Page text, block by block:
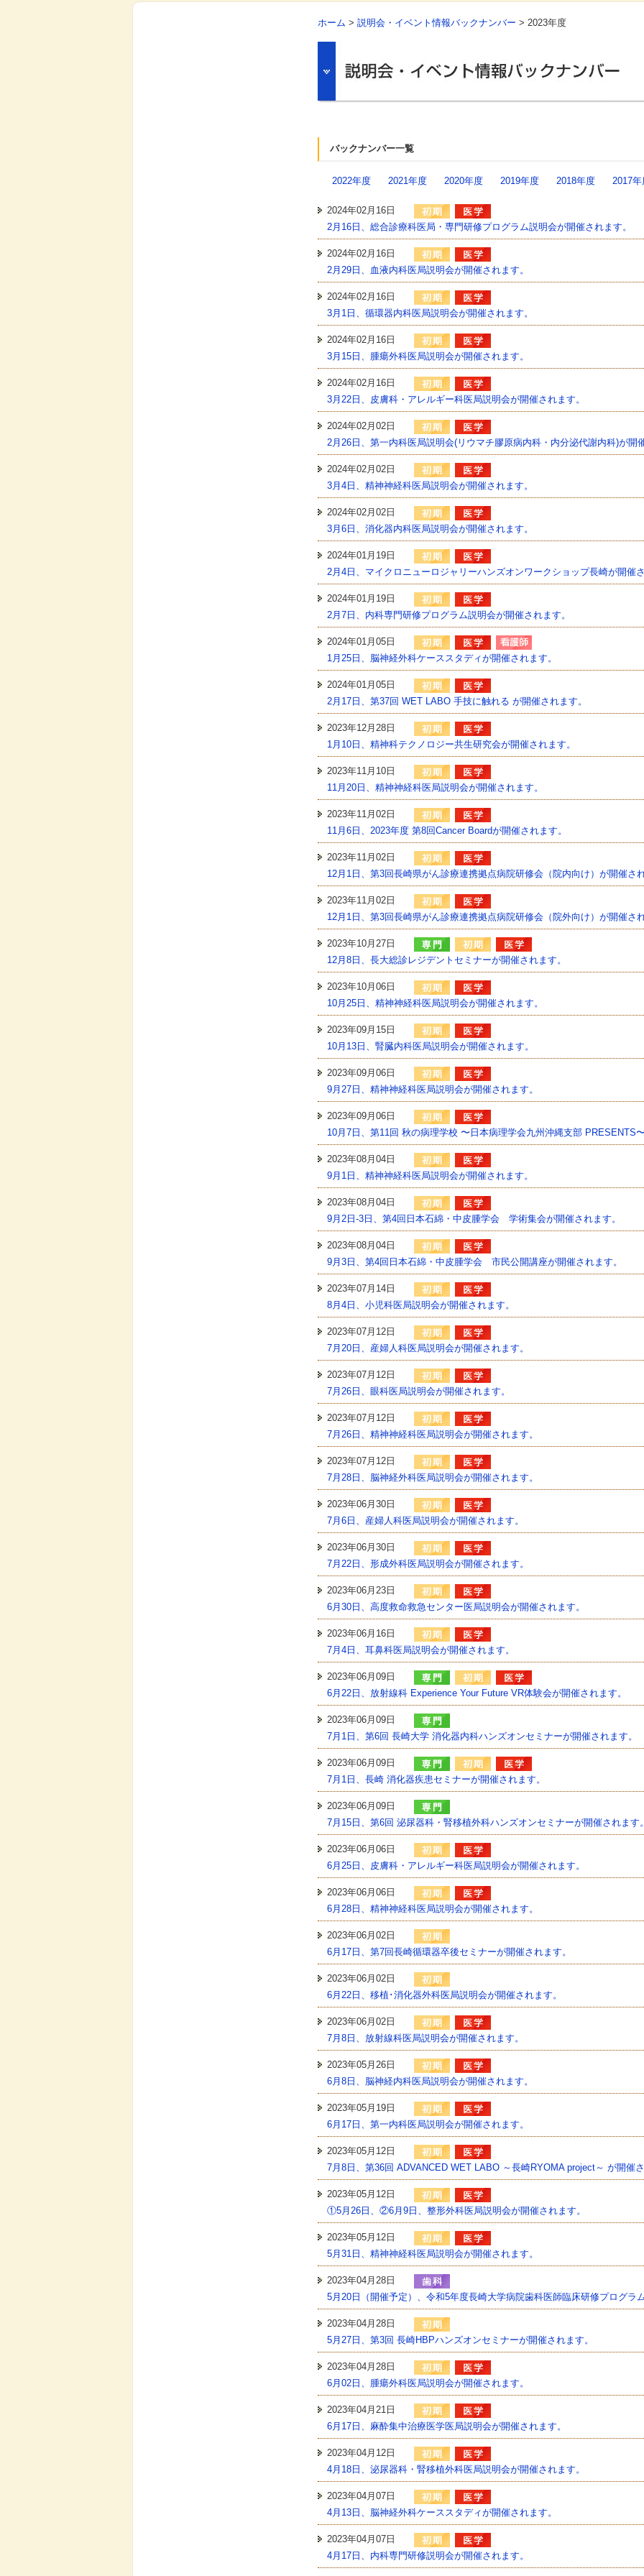
ホーム > 説明会・イベント情報バックナンバー > 2023年度
バックナンバー一覧
2022年度 2021年度 2020年度 2019年度 2018年度 2017年
2024年02月16日
2月16日、総合診療科医局・専門研修プログラム説明会が開催されます。
2024年02月16日
2月29日、血液内科医局説明会が開催されます。
2024年02月16日
3月1日、循環器内科医局説明会が開催されます。
2024年02月16日
3月15日、腫瘍外科医局説明会が開催されます。
2024年02月16日
3月22日、皮膚科・アレルギー科医局説明会が開催されます。
2024年02月02日
2月26日、第一内科医局説明会(リウマチ膠原病内科・内分泌代謝内科)が開
2024年02月02日
3月4日、精神神経科医局説明会が開催されます。
2024年02月02日
3月6日、消化器内科医局説明会が開催されます。
2024年01月19日
2月4日、マイクロニューロジャリーハンズオンワークショップ長崎が開催
2024年01月19日
2月7日、内科専門研修プログラム説明会が開催されます。
2024年01月05日
1月25日、脳神経外科ケーススタディが開催されます。
2024年01月05日
2月17日、第37回 WET LABO 手技に触れる が開催されます。
2023年12月28日
1月10日、精神科テクノロジー共生研究会が開催されます。
2023年11月10日
11月20日、精神神経科医局説明会が開催されます。
2023年11月02日
11月6日、2023年度 第8回Cancer Boardが開催されます。
2023年11月02日
12月1日、第3回長崎県がん診療連携拠点病院研修会（院内向け）が開催さ
2023年11月02日
12月1日、第3回長崎県がん診療連携拠点病院研修会（院外向け）が開催さ
2023年10月27日
12月8日、長大総診レジデントセミナーが開催されます。
2023年10月06日
10月25日、精神神経科医局説明会が開催されます。
2023年09月15日
10月13日、腎臓内科医局説明会が開催されます。
2023年09月06日
9月27日、精神神経科医局説明会が開催されます。
2023年09月06日
10月7日、第11回 秋の病理学校 〜日本病理学会九州沖縄支部 PRESENTS
2023年08月04日
9月1日、精神神経科医局説明会が開催されます。
2023年08月04日
9月2日-3日、第4回日本石綿・中皮腫学会 学術集会が開催されます。
2023年08月04日
9月3日、第4回日本石綿・中皮腫学会 市民公開講座が開催されます。
2023年07月14日
8月4日、小児科医局説明会が開催されます。
2023年07月12日
7月20日、産婦人科医局説明会が開催されます。
2023年07月12日
7月26日、眼科医局説明会が開催されます。
2023年07月12日
7月26日、精神神経科医局説明会が開催されます。
2023年07月12日
7月28日、脳神経外科医局説明会が開催されます。
2023年06月30日
7月6日、産婦人科医局説明会が開催されます。
2023年06月30日
7月22日、形成外科医局説明会が開催されます。
2023年06月23日
6月30日、高度救命救急センター医局説明会が開催されます。
2023年06月16日
7月4日、耳鼻科医局説明会が開催されます。
2023年06月09日
6月22日、放射線科 Experience Your Future VR体験会が開催されます。
2023年06月09日
7月1日、第6回 ⻑崎大学 消化器内科ハンズオンセミナーが開催されます。
2023年06月09日
7月1日、⻑崎 消化器疾患セミナーが開催されます。
2023年06月09日
7月15日、第6回 泌尿器科・腎移植外科ハンズオンセミナーが開催されます
2023年06月06日
6月25日、皮膚科・アレルギー科医局説明会が開催されます。
2023年06月06日
6月28日、精神神経科医局説明会が開催されます。
2023年06月02日
6月17日、第7回長崎循環器卒後セミナーが開催されます。
2023年06月02日
6月22日、移植･消化器外科医局説明会が開催されます。
2023年06月02日
7月8日、放射線科医局説明会が開催されます。
2023年05月26日
6月8日、脳神経内科医局説明会が開催されます。
2023年05月19日
6月17日、第一内科医局説明会が開催されます。
2023年05月12日
7月8日、第36回 ADVANCED WET LABO ～長崎RYOMA project～ が開催
2023年05月12日
①5月26日、②6月9日、整形外科医局説明会が開催されます。
2023年05月12日
5月31日、精神神経科医局説明会が開催されます。
2023年04月28日
5月20日（開催予定）、令和5年度長崎大学病院歯科医師臨床研修プログラ
2023年04月28日
5月27日、第3回 長崎HBPハンズオンセミナーが開催されます。
2023年04月28日
6月02日、腫瘍外科医局説明会が開催されます。
2023年04月21日
6月17日、麻酔集中治療医学医局説明会が開催されます。
2023年04月12日
4月18日、泌尿器科・腎移植外科医局説明会が開催されます。
2023年04月07日
4月13日、脳神経外科ケーススタディが開催されます。
2023年04月07日
4月17日、内科専門研修説明会が開催されます。